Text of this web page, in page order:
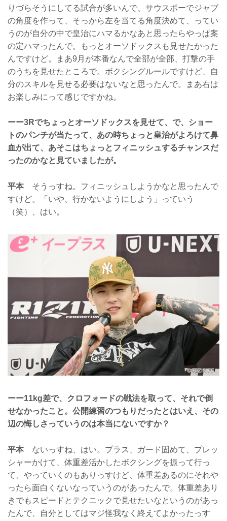
りづらそうにしてる試合が多いんで、サウスポーでジャブ
の角度を作って、そっから左を当てる角度決めて、ってい
うのが自分の中で皇治にハマるかなあと思ったらやっぱ案
の定ハマったんで。もっとオーソドックスも見せたかった
んですけど。まあ9月が本番なんで全部が全部、打撃の手
のうちを見せたところで。ボクシングルールですけど、自
分のスキルを見せる必要はないなと思ったんで。まあ右は
お楽しみにって感じですかね。
ーー3Rでちょっとオーソドックスを見せて、で、ショー
トのパンチが当たって、あの時ちょっと皇治がよろけて鼻
血が出て、あそこはちょっとフィニッシュするチャンスだ
ったのかなと見ていましたが。
平本そうっすね。フィニッシュしようかなと思ったんで
すけど。「いや、行かないようにしよう」っていう
（笑）、はい。
ーー11kg差で、クロフォードの戦法を取って、それで倒
せなかったこと。公開練習のつもりだったとはいえ、その
辺の悔しさっていうのは本当にないですか？
平本ないっすね、はい。プラス、ガード固めて、プレッ
シャーかけて、体重差活かしたボクシングを振って行っ
て、やっていくのもありっすけど、体重差あるのにそれや
ったら面白くないなっていうのがあったんで。体重差あり
きでもスピードとテクニックで見せたいなというのがあっ
たんで、自分としてはマジ怪我なく終えてよかったっす